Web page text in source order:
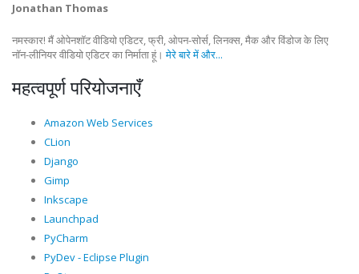
Jonathan Thomas
नमस्कार! मैं ओपेनशॉट वीडियो एडिटर, फ्री, ओपन-सोर्स, लिनक्स, मैक और विंडोज के लिए
नॉन-लीनियर वीडियो एडिटर का निर्माता हूं।मेरे बारे में और...
महत्वपूर्ण परियोजनाएँ
Amazon Web Services
CLion
Django
Gimp
Inkscape
Launchpad
PyCharm
PyDev - Eclipse Plugin